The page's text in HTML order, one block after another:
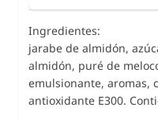
Ingredientes:
jarabe de almidón,
almidón, puré de
emulsionante, aromas,
antioxidante E300.